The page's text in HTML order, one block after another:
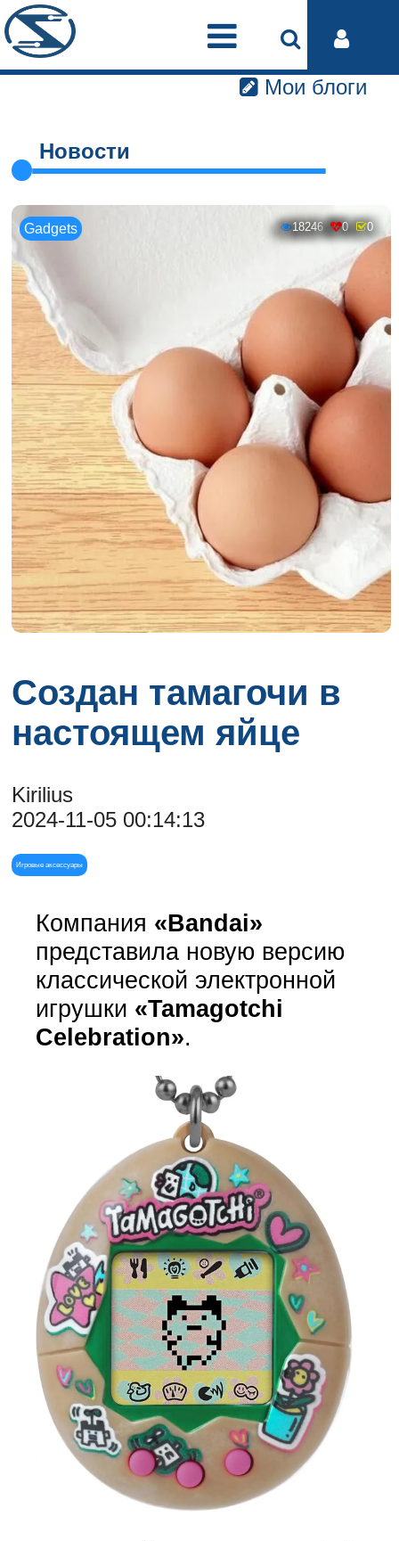
Мои блоги
Новости
Gadgets 18246 0 0
Создан тамагочи в
настоящем яйце
Kirilius
2024-11-05 00:14:13
Игровые аксессуары
Компания «Bandai»
представила новую версию
классической электронной
игрушки «Tamagotchi
Celebration».